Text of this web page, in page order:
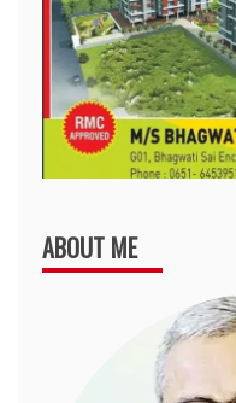
ABOUT ME